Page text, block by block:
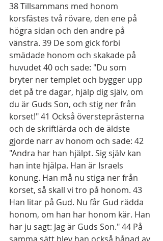
38 Tillsammans med honom
korsfästes två rövare, den ene på
högra sidan och den andre på
vänstra. 39 De som gick förbi
smädade honom och skakade på
huvudet 40 och sade: "Du som
bryter ner templet och bygger upp
det på tre dagar, hjälp dig själv, om
du är Guds Son, och stig ner från
korset!" 41 Också översteprästerna
och de skriftlärda och de äldste
gjorde narr av honom och sade: 42
"Andra har han hjälpt. Sig själv kan
han inte hjälpa. Han är Israels
konung. Han må nu stiga ner från
korset, så skall vi tro på honom. 43
Han litar på Gud. Nu får Gud rädda
honom, om han har honom kär. Han
har ju sagt: Jag är Guds Son." 44 På